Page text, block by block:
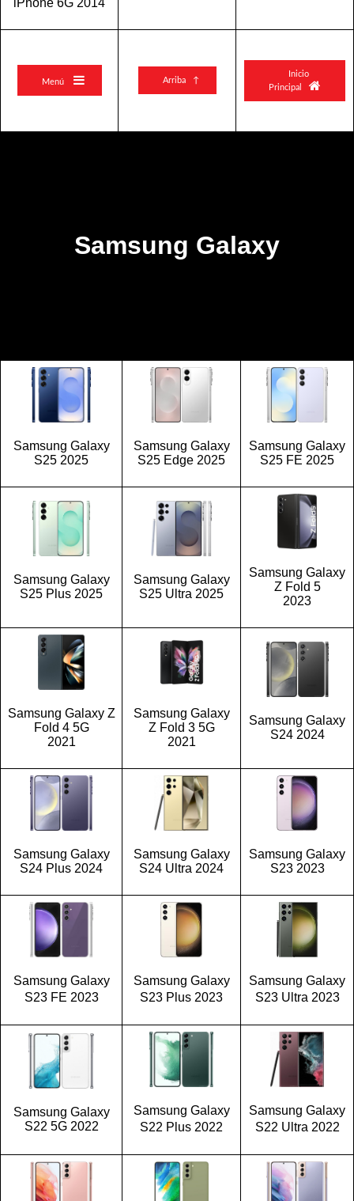
Menú  Arriba ↑
Inicio
Principal 
Samsung Galaxy
Samsung Galaxy
S25 2025
Samsung Galaxy
S25 Edge 2025
Samsung Galaxy
S25 FE 2025
Samsung Galaxy
S25 Plus 2025
Samsung Galaxy
S25 Ultra 2025
Samsung Galaxy
Z Fold 5
2023
Samsung Galaxy Z
Fold 4 5G
2021
Samsung Galaxy
Z Fold 3 5G
2021
Samsung Galaxy
S24 2024
Samsung Galaxy
S24 Plus 2024
Samsung Galaxy
S24 Ultra 2024
Samsung Galaxy
S23 2023
Samsung Galaxy
S23 FE 2023
Samsung Galaxy
S23 Plus 2023
Samsung Galaxy
S23 Ultra 2023
Samsung Galaxy
S22 5G 2022
Samsung Galaxy
S22 Plus 2022
Samsung Galaxy
S22 Ultra 2022